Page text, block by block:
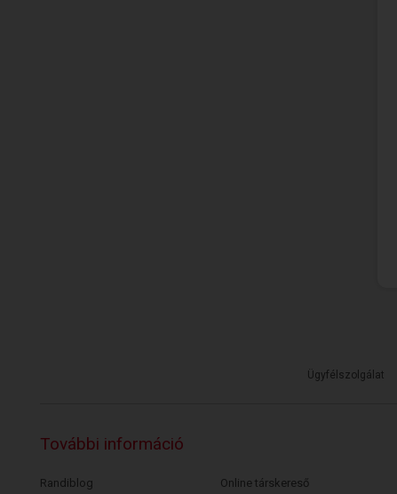
Ügyfélszolgálat
További információ
Randiblog
Online társkereső